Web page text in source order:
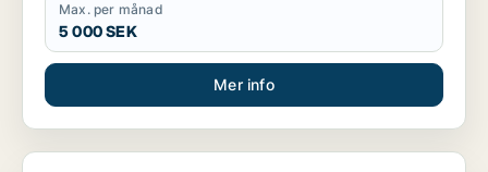
Max. per månad
5 000 SEK
Mer info